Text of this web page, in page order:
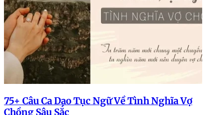
75+ Câu Ca Dao Tục Ngữ Về Tình Nghĩa Vợ
Chồng Sâu Sắc